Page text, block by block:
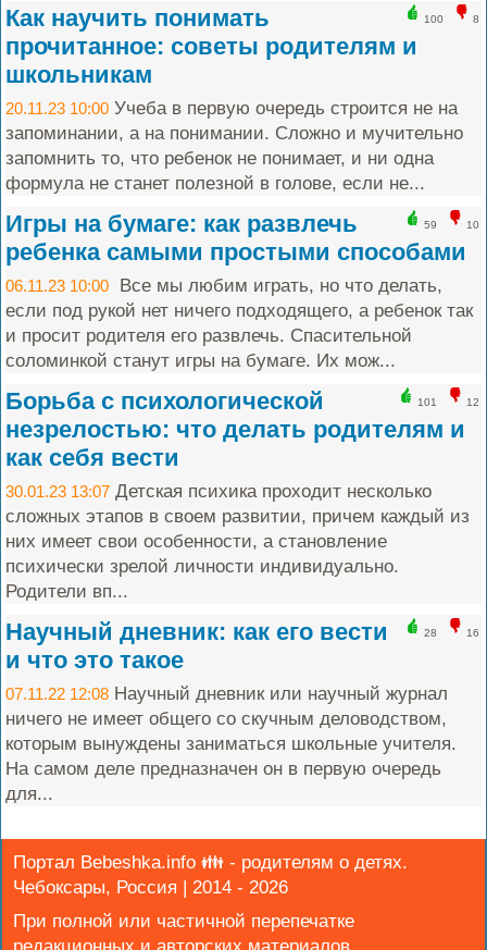
100 8
Как научить понимать
прочитанное: советы родителям и
школьникам
20.11.23 10:00 Учеба в первую очередь строится не на
запоминании, а на понимании. Сложно и мучительно
запомнить то, что ребенок не понимает, и ни одна
формула не станет полезной в голове, если не...
59 10
Игры на бумаге: как развлечь
ребенка самыми простыми способами
06.11.23 10:00 Все мы любим играть, но что делать,
если под рукой нет ничего подходящего, а ребенок так
и просит родителя его развлечь. Спасительной
соломинкой станут игры на бумаге. Их мож...
101 12
Борьба с психологической
незрелостью: что делать родителям и
как себя вести
30.01.23 13:07 Детская психика проходит несколько
сложных этапов в своем развитии, причем каждый из
них имеет свои особенности, а становление
психически зрелой личности индивидуально.
Родители вп...
28 16
Научный дневник: как его вести
и что это такое
07.11.22 12:08 Научный дневник или научный журнал
ничего не имеет общего со скучным деловодством,
которым вынуждены заниматься школьные учителя.
На самом деле предназначен он в первую очередь
для...
Портал Bebeshka.info 👪 - родителям о детях.
Чебоксары, Россия | 2014 - 2026
При полной или частичной перепечатке